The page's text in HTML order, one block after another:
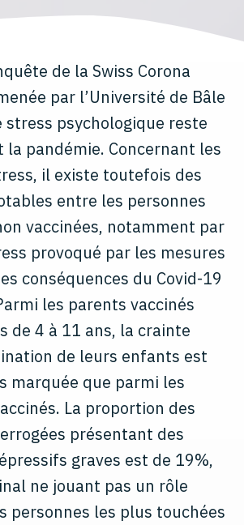
de la Swiss Corona
par l’Université de Bâle
stress psychologique reste
la pandémie. Concernant les
il existe toutefois des
entre les personnes
vaccinées, notamment par
provoqué par les mesures
conséquences du Covid-19
les parents vaccinés
de 4 à 11 ans, la crainte
de leurs enfants est
marquée que parmi les
La proportion des
présentant des
graves est de 19%,
ne jouant pas un rôle
personnes les plus touchées